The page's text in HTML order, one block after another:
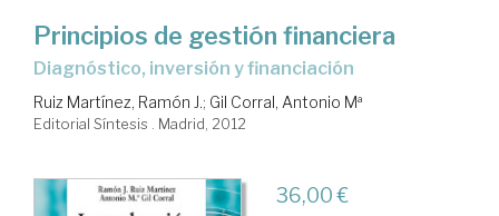
Principios de gestión financiera
diagnóstico, inversión y financiación
Ruiz Martínez, Ramón J.; Gil Corral, Antonio Mª
Editorial Síntesis . Madrid, 2012
36,00 €